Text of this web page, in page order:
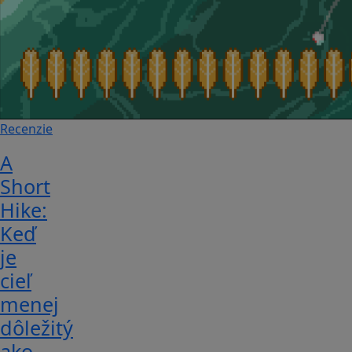
Recenzie
A
Short
Hike:
Keď
je
cieľ
menej
dôležitý